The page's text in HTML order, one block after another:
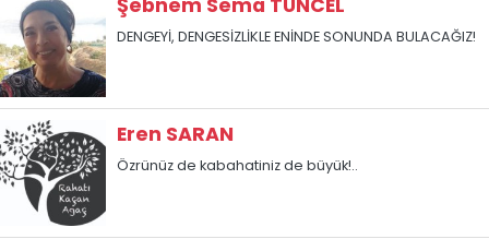
DENGEYİ, DENGESİZLİKLE ENİNDE SONUNDA BULACAĞIZ!
Eren SARAN
Özrünüz de kabahatiniz de büyük!..